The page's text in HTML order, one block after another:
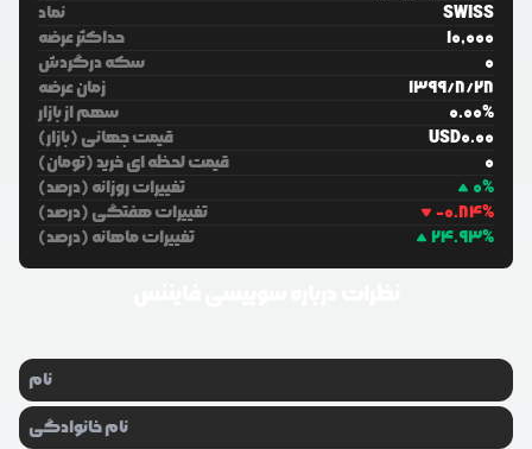
نماد
SWISS
حداکثر عرضه
10,000
سکه درگردش
0
زمان عرضه
1399/8/28
سهم از بازار
0.00%
قیمت جهانی (بازار)
USD0.00
قیمت لحظه ای خرید (تومان)
0
تغییرات روزانه (درصد)
0%
تغییرات هفتگی (درصد)
-0.84%
تغییرات ماهانه (درصد)
24.93%